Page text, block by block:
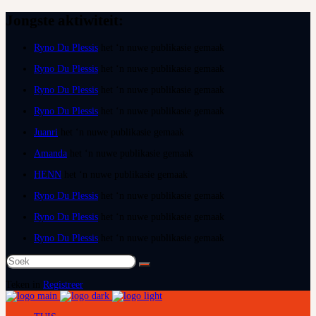
Ryno Du Plessis
Ryno Du Plessis
Ryno Du Plessis
Ryno Du Plessis
Juanri
Amanda
HENN
Ryno Du Plessis
Ryno Du Plessis
Ryno Du Plessis
Soek
na:
Registreer